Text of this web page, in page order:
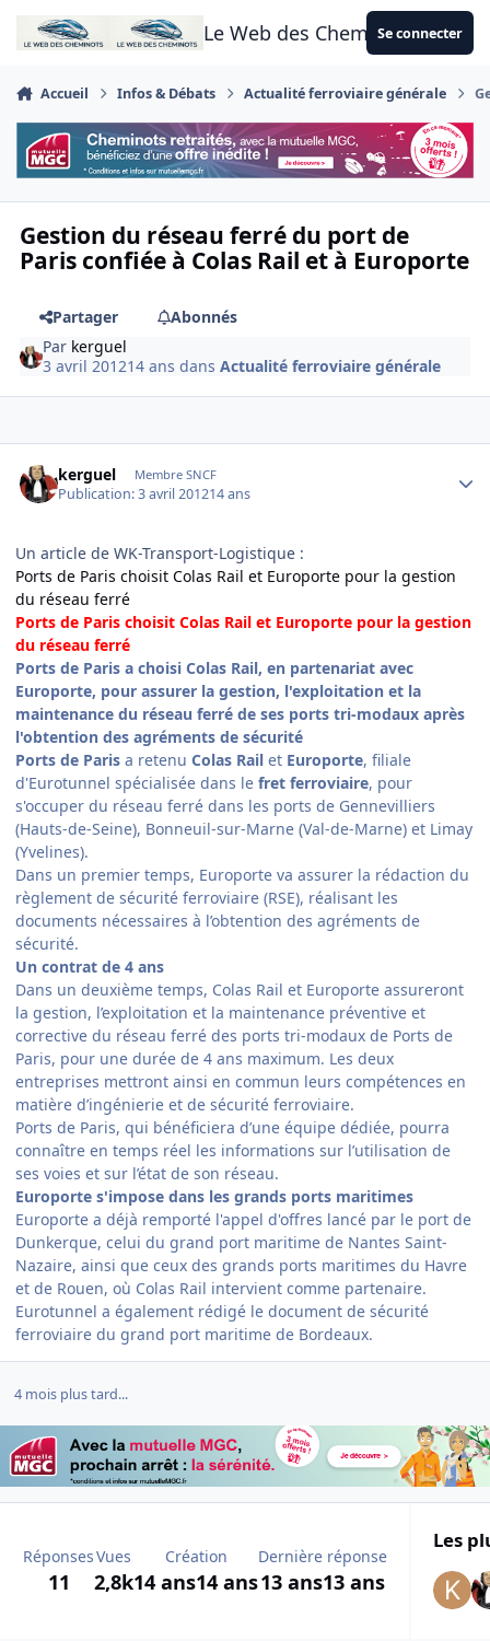
Aller au contenu
Le Web des CheminotsSe connecter
Accueil Infos & Débats Actualité ferroviaire générale
Gestion du réseau ferré du port de
Paris confiée à Colas Rail et à Europorte
Partager
Abonnés
Par kerguel
3 avril 201214 ans dansActualité ferroviaire générale
kerguel Membre SNCF
Publication:3 avril 201214 ans
Un article de WK-Transport-Logistique :
Ports de Paris choisit Colas Rail et Europorte pour la gestion
du réseau ferré
Ports de Paris choisit Colas Rail et Europorte pour la gestion
du réseau ferré
Ports de Paris a choisi Colas Rail, en partenariat avec
Europorte, pour assurer la gestion, l'exploitation et la
maintenance du réseau ferré de ses ports tri-modaux après
l'obtention des agréments de sécurité
Ports de Paris a retenu Colas Rail et Europorte, filiale
d'Eurotunnel spécialisée dans le fret ferroviaire, pour
s'occuper du réseau ferré dans les ports de Gennevilliers
(Hauts-de-Seine), Bonneuil-sur-Marne (Val-de-Marne) et Limay
(Yvelines).
Dans un premier temps, Europorte va assurer la rédaction du
règlement de sécurité ferroviaire (RSE), réalisant les
documents nécessaires à l’obtention des agréments de
sécurité.
Un contrat de 4 ans
Dans un deuxième temps, Colas Rail et Europorte assureront
la gestion, l’exploitation et la maintenance préventive et
corrective du réseau ferré des ports tri-modaux de Ports de
Paris, pour une durée de 4 ans maximum. Les deux
entreprises mettront ainsi en commun leurs compétences en
matière d’ingénierie et de sécurité ferroviaire.
Ports de Paris, qui bénéficiera d’une équipe dédiée, pourra
connaître en temps réel les informations sur l’utilisation de
ses voies et sur l’état de son réseau.
Europorte s'impose dans les grands ports maritimes
Europorte a déjà remporté l'appel d'offres lancé par le port de
Dunkerque, celui du grand port maritime de Nantes Saint-
Nazaire, ainsi que ceux des grands ports maritimes du Havre
et de Rouen, où Colas Rail intervient comme partenaire.
Eurotunnel a également rédigé le document de sécurité
ferroviaire du grand port maritime de Bordeaux.
4 mois plus tard...
Réponses
11
Vues
2,8k
Création
14 ans14 ans
Dernière réponse
13 ans13 ans
Les